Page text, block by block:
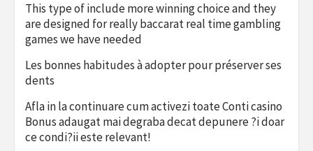
This type of include more winning choice and they
are designed for really baccarat real time gambling
games we have needed
Les bonnes habitudes à adopter pour préserver ses
dents
Afla in la continuare cum activezi toate Conti casino
Bonus adaugat mai degraba decat depunere ?i doar
ce condi?ii este relevant!